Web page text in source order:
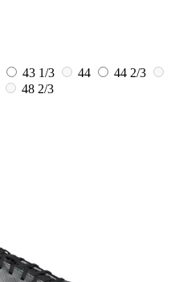
43 1/3 44
44 2/3
48 2/3